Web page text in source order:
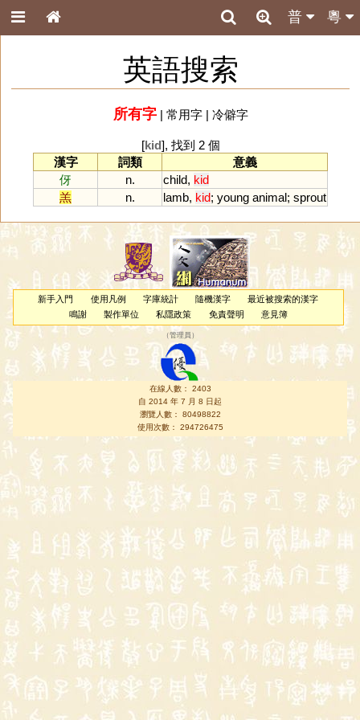
粵
普
英語搜索
所有字| 常用字| 冷僻字
[kid], 找到 2 個
漢字
詞類
意義
伢
n. child, kid
羔
n. lamb, kid; young animal; sprout
新手入門 使用凡例 字庫統計 隨機漢字
最近被搜索的漢字
鳴謝
製作單位 私隱政策 免責聲明 意見簿
（管理員 ）
在線人數： 2403
自 2014 年 7 月 8 日起
瀏覽人數： 80498822
使用次數： 294726475